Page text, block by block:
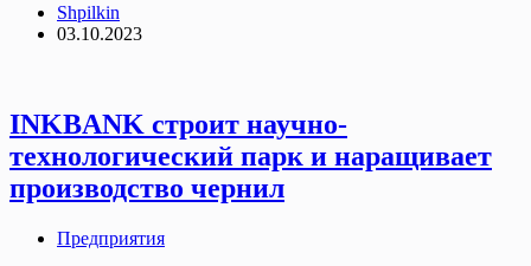
Shpilkin
03.10.2023
INKBANK строит научно-
технологический парк и наращивает
производство чернил
Предприятия